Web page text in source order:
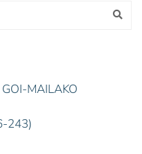
GOI-MAILAKO
243)